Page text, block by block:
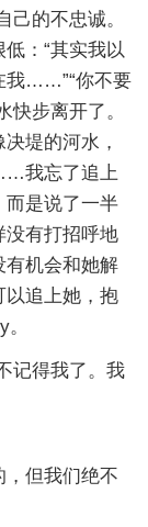
己的不忠诚。
：“其实我以
我……”“你不要
快步离开了。
堤的河水，
我忘了追上
是说了一半
没有打招呼地
有机会和她解
以追上她，抱
记得我了。我
，但我们绝不